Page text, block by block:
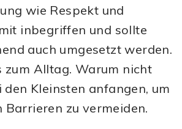
wie Respekt und
inbegriffen und sollte
auch umgesetzt werden.
zum Alltag. Warum nicht
den Kleinsten anfangen, um
Barrieren zu vermeiden.